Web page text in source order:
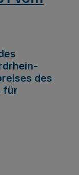
des
für